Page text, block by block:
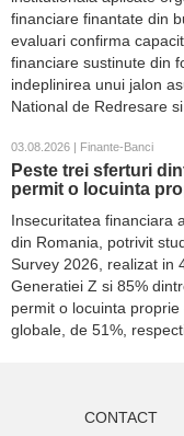
financiare finantate din
evaluari confirma
financiare sustinute din
indeplinirea unui jalon
National de Redresare
03.08.2026 | Finante-Banci
Peste trei sferturi
permit o locuinta
Insecuritatea financiara
din Romania, potrivit
Survey 2026, realizat in
Generatiei Z si 85%
permit o locuinta
globale, de 51%,
CONTACT